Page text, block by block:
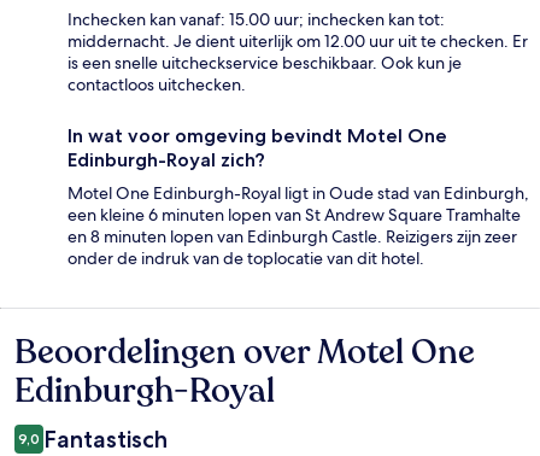
Inchecken kan vanaf: 15.00 uur; inchecken kan tot:
middernacht. Je dient uiterlijk om 12.00 uur uit te checken. Er
is een snelle uitcheckservice beschikbaar. Ook kun je
contactloos uitchecken.
In wat voor omgeving bevindt Motel One
Edinburgh-Royal zich?
Motel One Edinburgh-Royal ligt in Oude stad van Edinburgh,
een kleine 6 minuten lopen van St Andrew Square Tramhalte
en 8 minuten lopen van Edinburgh Castle. Reizigers zijn zeer
onder de indruk van de toplocatie van dit hotel.
Beoordelingen
Beoordelingen over Motel One
Edinburgh-Royal
9,0 Fantastisch